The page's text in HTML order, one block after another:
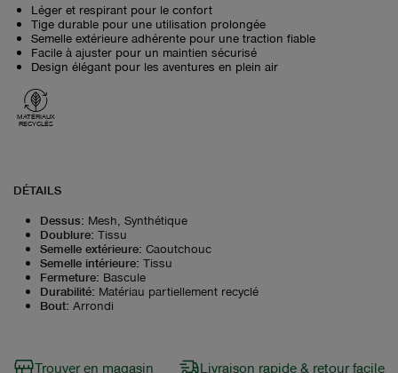
Léger et respirant pour le confort
Tige durable pour une utilisation prolongée
Semelle extérieure adhérente pour une traction fiable
Facile à ajuster pour un maintien sécurisé
Design élégant pour les aventures en plein air
MATÉRIAUX
RECYCLÉS
DÉTAILS
Dessus: Mesh, Synthétique
Doublure: Tissu
Semelle extérieure: Caoutchouc
Semelle intérieure: Tissu
Fermeture: Bascule
Durabilité: Matériau partiellement recyclé
Bout: Arrondi
Trouver en magasin Livraison rapide & retour facile